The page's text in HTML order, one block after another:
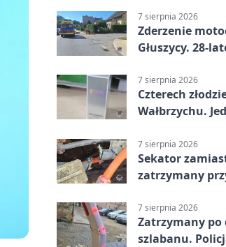
7 sierpnia 2026
Zderzenie
Głuszycy. 28-
7 sierpnia 2026
Czterech
Wałbrzychu.
7 sierpnia 2026
Sekator
zatrzymany
7 sierpnia 2026
Zatrzymany po
szlabanu.